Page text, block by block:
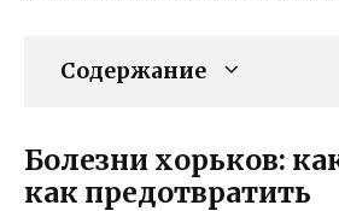
Содержание
Болезни хорьков:
как предотвратить